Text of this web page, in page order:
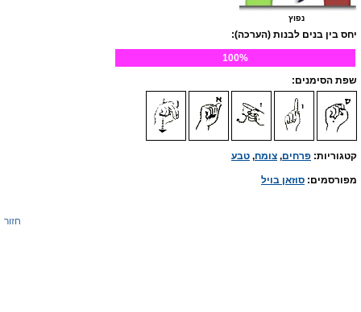
נפוץ
יחס בין בנים לבנות (הערכה):
100%
שפת הסימנים:
קטגוריות: פרחים, צומח, טבע
מפורסמים: סוזאן בויל
חזור